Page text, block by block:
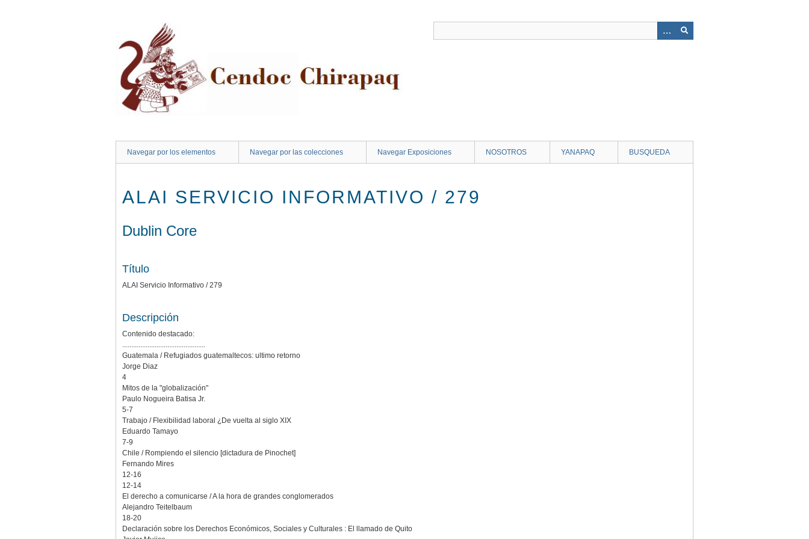
Navegar por los elementos Navegar por las colecciones Navegar Exposiciones NOSOTROS YANAPAQ BUSQUEDA
ALAI SERVICIO INFORMATIVO / 279
Dublin Core
Título
ALAI Servicio Informativo / 279
Descripción
Contenido destacado:
Guatemala / Refugiados guatemaltecos: ultimo retorno
Jorge Diaz
4
Mitos de la "globalización"
Paulo Nogueira Batisa Jr.
5-7
Trabajo / Flexibilidad laboral ¿De vuelta al siglo XIX
Eduardo Tamayo
7-9
Chile / Rompiendo el silencio [dictadura de Pinochet]
Fernando Mires
12-16
12-14
El derecho a comunicarse / A la hora de grandes conglomerados
Alejandro Teitelbaum
18-20
Declaración sobre los Derechos Económicos, Sociales y Culturales : El llamado de Quito